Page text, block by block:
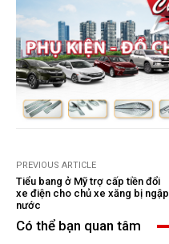
PREVIOUS ARTICLE
Tiểu bang ở Mỹ trợ cấp tiền đổi
xe điện cho chủ xe xăng bị ngập
nước
Có thể bạn quan tâm